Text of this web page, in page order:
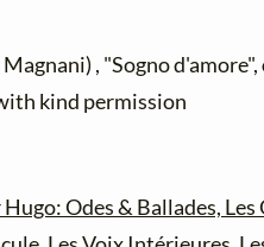
, "Sogno d'amore",
kind permission
Odes & Ballades,